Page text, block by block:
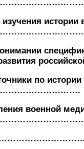
развития
по
военной